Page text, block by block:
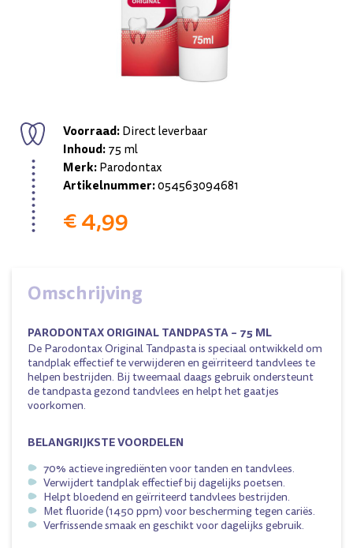
Voorraad:Direct leverbaar
Inhoud:75 ml
Merk:Parodontax
Artikelnummer:054563094681
€ 4,99
Omschrijving
PARODONTAX ORIGINAL TANDPASTA – 75 ML
De Parodontax Original Tandpasta is speciaal ontwikkeld om
tandplak effectief te verwijderen en geïrriteerd tandvlees te
helpen bestrijden. Bij tweemaal daags gebruik ondersteunt
de tandpasta gezond tandvlees en helpt het gaatjes
voorkomen.
BELANGRIJKSTE VOORDELEN
70% actieve ingrediënten voor tanden en tandvlees.
Verwijdert tandplak effectief bij dagelijks poetsen.
Helpt bloedend en geïrriteerd tandvlees bestrijden.
Met fluoride (1450 ppm) voor bescherming tegen cariës.
Verfrissende smaak en geschikt voor dagelijks gebruik.